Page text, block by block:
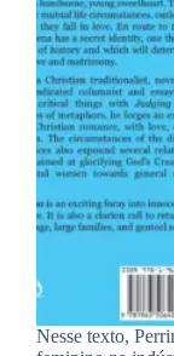
Nesse texto,